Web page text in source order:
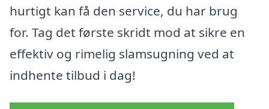
hurtigt kan få den service, du har brug
for. Tag det første skridt mod at sikre en
effektiv og rimelig slamsugning ved at
indhente tilbud i dag!